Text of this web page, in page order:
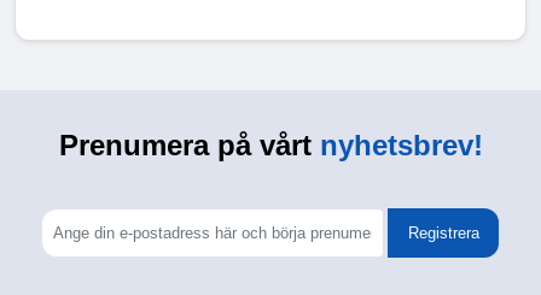
Prenumera på vårtnyhetsbrev!
Registrera